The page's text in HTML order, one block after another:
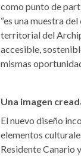
como punto de
“es una muestra
territorial del
accesible,
mismas
Una imagen
El nuevo diseño
elementos
Residente Canario